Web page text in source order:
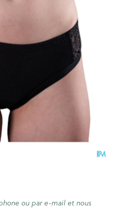
ou par e-mail et nous